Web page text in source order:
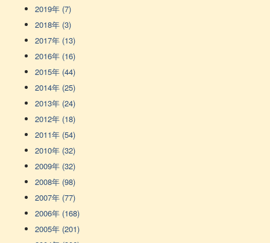
2019年 (7)
2018年 (3)
2017年 (13)
2016年 (16)
2015年 (44)
2014年 (25)
2013年 (24)
2012年 (18)
2011年 (54)
2010年 (32)
2009年 (32)
2008年 (98)
2007年 (77)
2006年 (168)
2005年 (201)